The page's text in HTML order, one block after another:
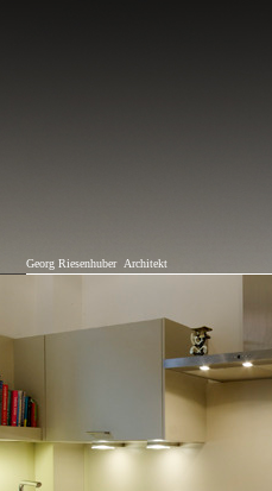
Georg Riesenhuber Architekt